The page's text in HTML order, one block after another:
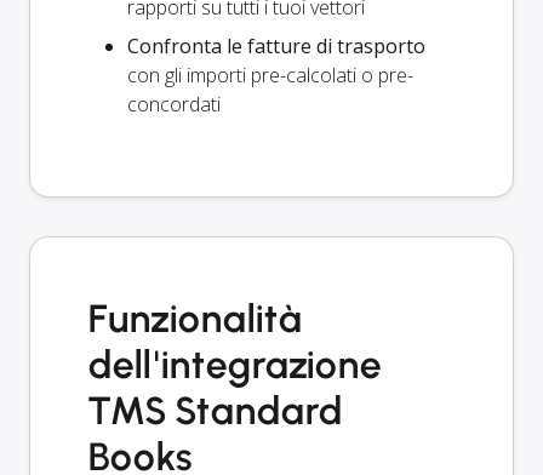
rapporti su tutti i tuoi vettori
Confronta le fatture di trasporto
con gli importi pre-calcolati o pre-
concordati
Funzionalità
dell'integrazione
TMS Standard
Books